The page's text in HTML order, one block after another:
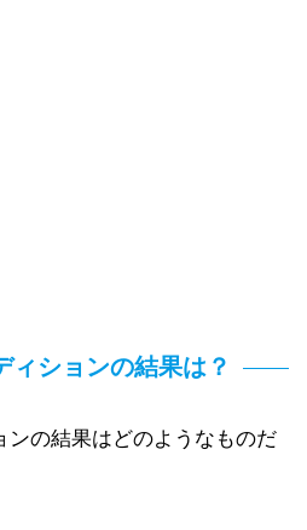
ィションの結果は？
ンの結果はどのようなものだ